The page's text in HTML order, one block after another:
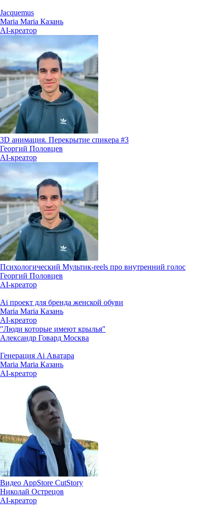
Jacquemus
Maria Maria Казань
AI-креатор
3D анимация. Перекрытие спикера #3
Георгий Половцев
AI-креатор
Психологический Мультик-reels про внутренний голос
Георгий Половцев
AI-креатор
Ai проект для бренда женской обуви
Maria Maria Казань
AI-креатор
"Люди которые имеют крылья"
Александр Говард Москва
Генерация Ai Аватара
Maria Maria Казань
AI-креатор
Видео AppStore CutStory
Николай Острецов
AI-креатор